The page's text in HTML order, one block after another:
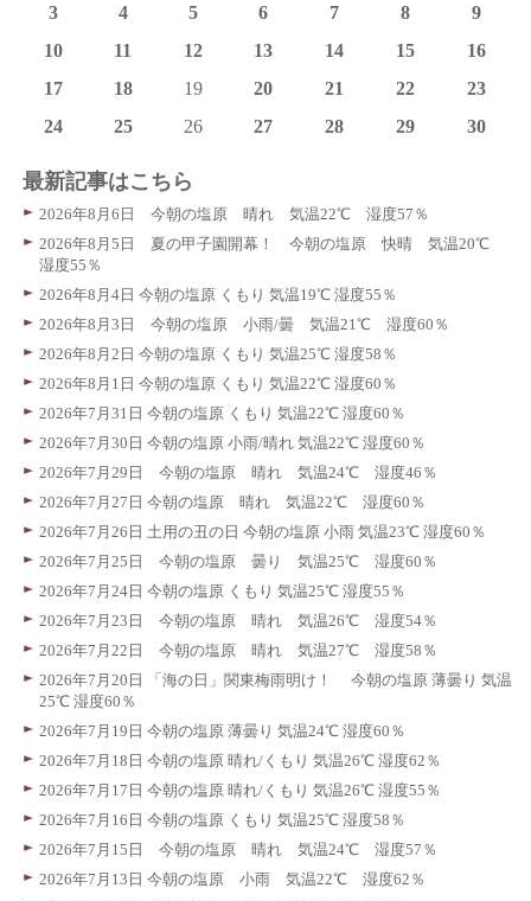
3
4 5 6 7 8
9
10
11 12 13 14 15
16
17
18 19 20 21 22
23
24
25 26 27 28 29 30
最新記事はこちら
2026年8月6日 今朝の塩原 晴れ 気温22℃ 湿度57％
2026年8月5日 夏の甲子園開幕！ 今朝の塩原 快晴 気温20℃
湿度55％
2026年8月4日 今朝の塩原 くもり 気温19℃ 湿度55％
2026年8月3日 今朝の塩原 小雨/曇 気温21℃ 湿度60％
2026年8月2日 今朝の塩原 くもり 気温25℃ 湿度58％
2026年8月1日 今朝の塩原 くもり 気温22℃ 湿度60％
2026年7月31日 今朝の塩原 くもり 気温22℃ 湿度60％
2026年7月30日 今朝の塩原 小雨/晴れ 気温22℃ 湿度60％
2026年7月29日 今朝の塩原 晴れ 気温24℃ 湿度46％
2026年7月27日 今朝の塩原 晴れ 気温22℃ 湿度60％
2026年7月26日 土用の丑の日 今朝の塩原 小雨 気温23℃ 湿度60％
2026年7月25日 今朝の塩原 曇り 気温25℃ 湿度60％
2026年7月24日 今朝の塩原 くもり 気温25℃ 湿度55％
2026年7月23日 今朝の塩原 晴れ 気温26℃ 湿度54％
2026年7月22日 今朝の塩原 晴れ 気温27℃ 湿度58％
2026年7月20日 「海の日」関東梅雨明け！ 今朝の塩原 薄曇り 気温
25℃ 湿度60％
2026年7月19日 今朝の塩原 薄曇り 気温24℃ 湿度60％
2026年7月18日 今朝の塩原 晴れ/くもり 気温26℃ 湿度62％
2026年7月17日 今朝の塩原 晴れ/くもり 気温26℃ 湿度55％
2026年7月16日 今朝の塩原 くもり 気温25℃ 湿度58％
2026年7月15日 今朝の塩原 晴れ 気温24℃ 湿度57％
2026年7月13日 今朝の塩原 小雨 気温22℃ 湿度62％